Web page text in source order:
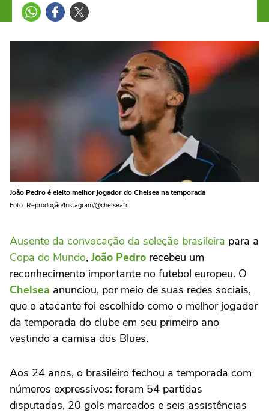
João Pedro é eleito melhor jogador do Chelsea na temporada
Foto: Reprodução/Instagram/@chelseafc
Ausente da convocação da seleção brasileira para a
Copa do Mundo, João Pedro recebeu um
reconhecimento importante no futebol europeu. O
Chelsea anunciou, por meio de suas redes sociais,
que o atacante foi escolhido como o melhor jogador
da temporada do clube em seu primeiro ano
vestindo a camisa dos Blues.
Aos 24 anos, o brasileiro fechou a temporada com
números expressivos: foram 54 partidas
disputadas, 20 gols marcados e seis assistências